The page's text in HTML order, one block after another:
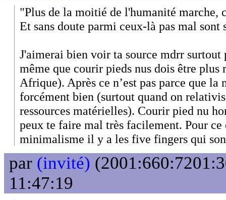
"Plus de la moitié de l'humanité marche,
Et sans doute parmi ceux-là pas mal sont
J'aimerai bien voir ta source mdrr
même que courir pieds nus dois être plus
Afrique). Après ce n’est pas parce que
forcément bien (surtout quand on
ressources matérielles). Courir pied nu
peux te faire mal très facilement. Pour
minimalisme il y a les five fingers qui
par (invité)
11:47:19